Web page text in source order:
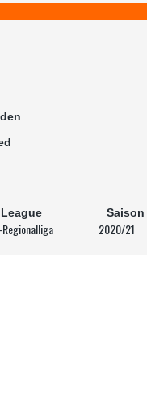
League Saison
2020/21